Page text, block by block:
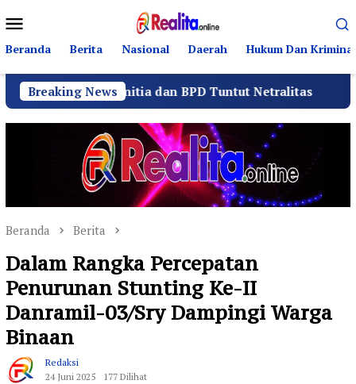
ke
kontenMobile
Beranda Berita Nasional Daerah Hukum Dan Kriminal
Breaking News
Panitia dan BPD Tuntut Netralitas Komando
Beranda Berita
Dalam Rangka Percepatan
Penurunan Stunting Ke-II
Danramil-03/Sry Dampingi Warga
Binaan
Redaksi
24 Juni 2025
177 Dilihat